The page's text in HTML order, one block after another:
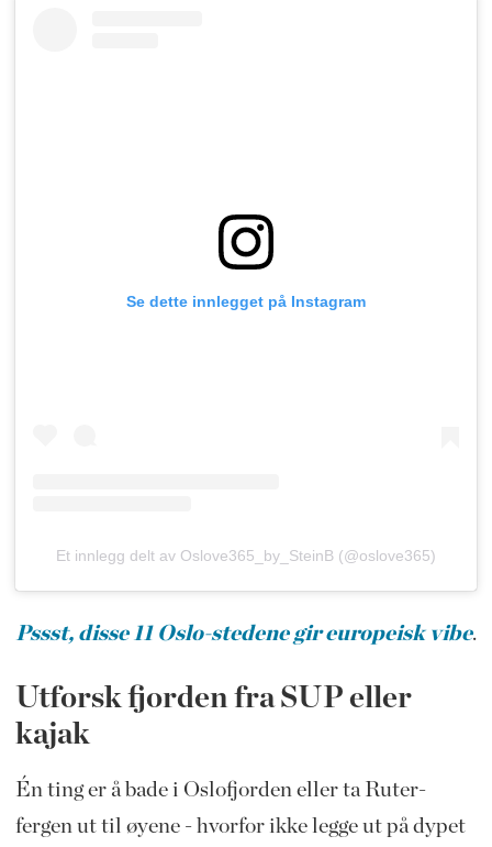
Se dette innlegget på Instagram
Et innlegg delt av Oslove365_by_SteinB (@oslove365)
Pssst, disse 11 Oslo-stedene gir europeisk vibe.
Utforsk fjorden fra SUP eller
kajak
Én ting er å bade i Oslofjorden eller ta Ruter-
fergen ut til øyene - hvorfor ikke legge ut på dypet